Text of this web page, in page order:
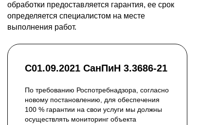
обработки предоставляется гарантия, ее срок
определяется специалистом на месте
выполнения работ.
С01.09.2021 СанПиН 3.3686-21
По требованию Роспотребнадзора, согласно
новому постановлению, для обеспечения
100 % гарантии на свои услуги мы должны
осуществлять мониторинг объекта